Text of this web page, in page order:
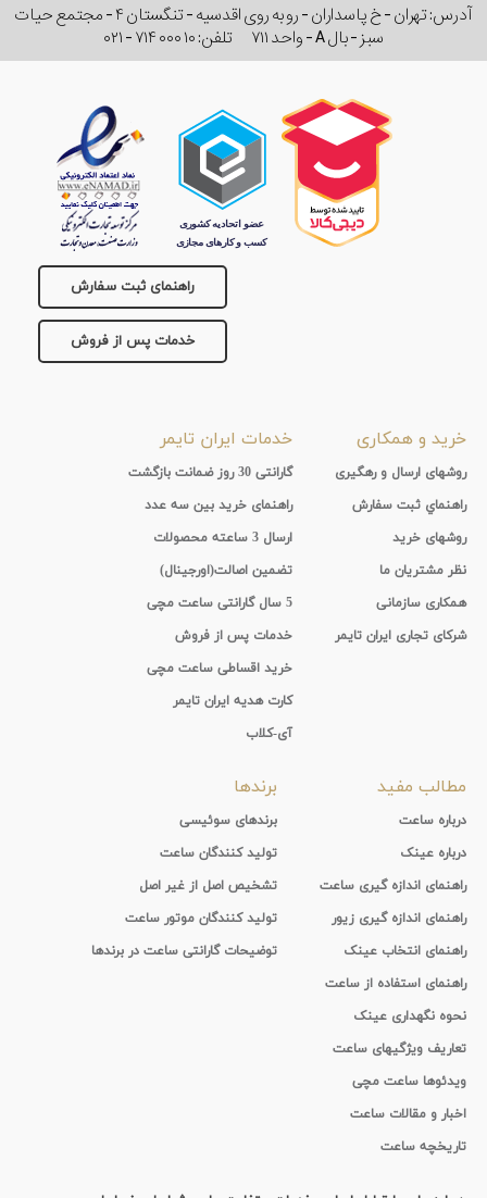
آدرس: تهران - خ پاسداران - رو به روی اقدسیه - تنگستان ۴ - مجتمع حیات
سبز - بال A - واحد ۷۱۱
تلفن:۰۲۱ - ۷۱۴ ۰۰۰ ۱۰
راهنمای ثبت سفارش
خدمات پس از فروش
خرید و همکاری
روشهای ارسال و رهگیری
راهنماي ثبت سفارش
روشهای خرید
نظر مشتریان ما
همکاری سازمانی
شرکای تجاری ایران تایمر
خدمات ایران تایمر
گارانتی 30 روز ضمانت بازگشت
راهنمای خرید بین سه عدد
ارسال 3 ساعته محصولات
تضمین اصالت(اورجینال)
5 سال گارانتی ساعت مچی
خدمات پس از فروش
خرید اقساطی ساعت مچی
کارت هدیه ایران تایمر
آی-کلاب
مطالب مفید
درباره ساعت
درباره عینک
راهنمای اندازه گیری ساعت
راهنمای اندازه گیری زیور
راهنمای انتخاب عینک
راهنمای استفاده از ساعت
نحوه نگهداری عینک
تعاریف ویژگیهای ساعت
ویدئوها ساعت مچی
اخبار و مقالات ساعت
تاریخچه ساعت
برندها
برندهای سوئیسی
تولید کنندگان ساعت
تشخیص اصل از غیر اصل
تولید کنندگان موتور ساعت
توضیحات گارانتی ساعت در برندها